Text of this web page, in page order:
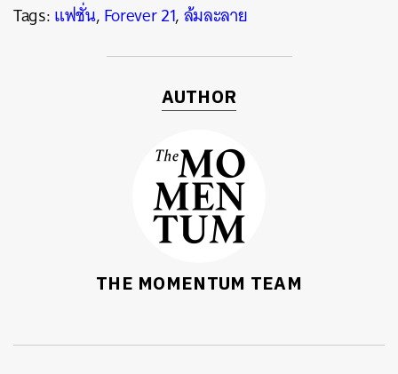
Tags:แฟชั่น,Forever 21,ล้มละลาย
AUTHOR
THE MOMENTUM TEAM